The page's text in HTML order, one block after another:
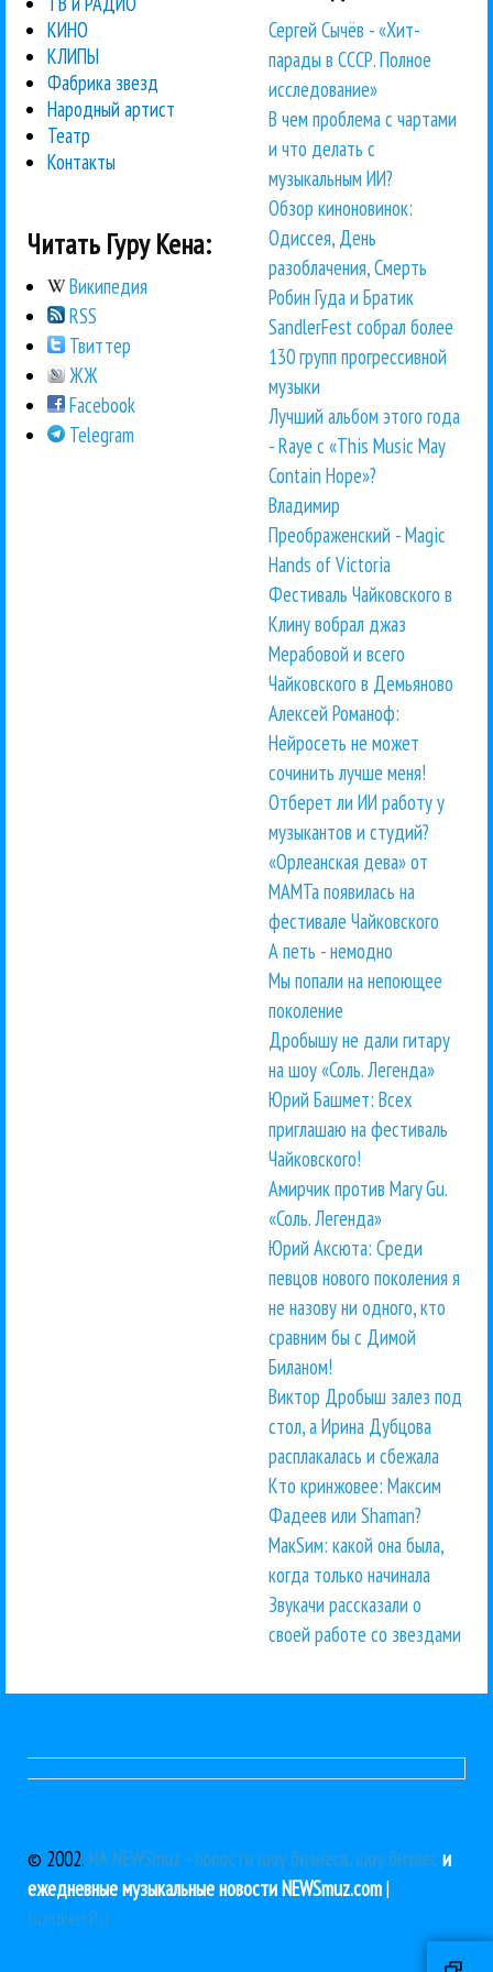
КИНО
КЛИПЫ
Фабрика звезд
Народный артист
Театр
Контакты
Читать Гуру Кена:
Википедия
RSS
Твиттер
ЖЖ
Facebook
Telegram
Сергей Сычёв - «Хит-
парады в СССР. Полное
исследование»
В чем проблема с чартами
и что делать с
музыкальным ИИ?
Обзор киноновинок:
Одиссея, День
разоблачения, Смерть
Робин Гуда и Братик
SandlerFest собрал более
130 групп прогрессивной
музыки
Лучший альбом этого года
- Raye с «This Music May
Contain Hope»?
Владимир
Преображенский - Magic
Hands of Victoria
Фестиваль Чайковского в
Клину вобрал джаз
Мерабовой и всего
Чайковского в Демьяново
Алексей Романоф:
Нейросеть не может
сочинить лучше меня!
Отберет ли ИИ работу у
музыкантов и студий?
«Орлеанская дева» от
МАМТа появилась на
фестивале Чайковского
А петь - немодно
Мы попали на непоющее
поколение
Дробышу не дали гитару
на шоу «Соль. Легенда»
Юрий Башмет: Всех
приглашаю на фестиваль
Чайковского!
Амирчик против Mary Gu.
«Соль. Легенда»
Юрий Аксюта: Среди
певцов нового поколения я
не назову ни одного, кто
сравним бы с Димой
Биланом!
Виктор Дробыш залез под
стол, а Ирина Дубцова
расплакалась и сбежала
Кто кринжовее: Максим
Фадеев или Shaman?
МакSим: какой она была,
когда только начинала
Звукачи рассказали о
своей работе со звездами
© 2002. ИА NEWSmuz - новости шоу бизнеса, шоу бизнеси
ежедневные музыкальные новости NEWSmuz.com|
Guruken.Ru